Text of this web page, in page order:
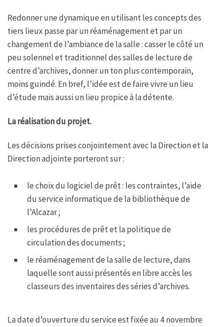
Redonner une dynamique en utilisant les concepts des
tiers lieux passe par un réaménagement et par un
changement de l’ambiance de la salle : casser le côté un
peu solennel et traditionnel des salles de lecture de
centre d’archives, donner un ton plus contemporain,
moins guindé. En bref, l’idée est de faire vivre un lieu
d’étude mais aussi un lieu propice à la détente.
La réalisation du projet.
Les décisions prises conjointement avec la Direction et la
Direction adjointe porteront sur :
le choix du logiciel de prêt : les contraintes, l’aide
du service informatique de la bibliothèque de
l’Alcazar ;
les procédures de prêt et la politique de
circulation des documents ;
le réaménagement de la salle de lecture, dans
laquelle sont aussi présentés en libre accès les
classeurs des inventaires des séries d’archives.
La date d’ouverture du service est fixée au 4 novembre